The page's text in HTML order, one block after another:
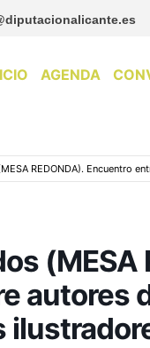
AGENDA
REDONDA). Encuentro
(MESA
autores